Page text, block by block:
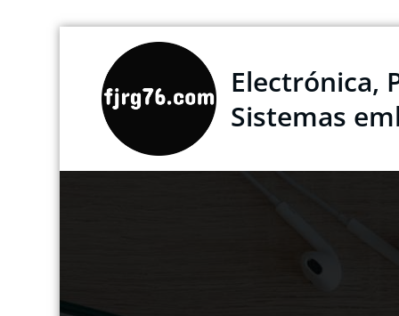
contenido
Electrónica,
Sistemas